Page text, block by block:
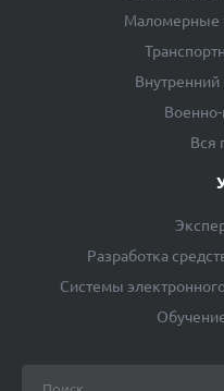
Маломерные
Внутренний
Вся
Разработка
Системы